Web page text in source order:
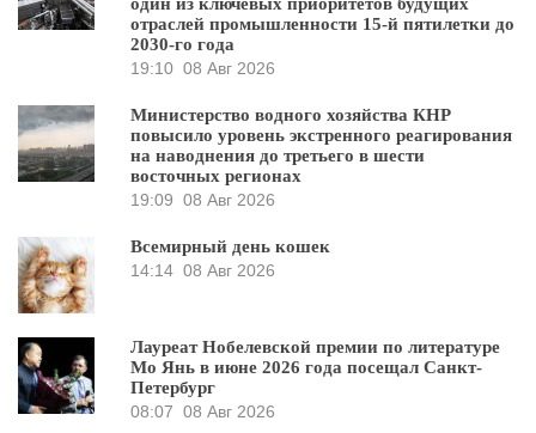
отраслей промышленности 15-й пятилетки до
2030-го года
19:10 08 Авг 2026
Министерство водного хозяйства КНР
повысило уровень экстренного реагирования
на наводнения до третьего в шести
восточных регионах
19:09 08 Авг 2026
Всемирный день кошек
14:14 08 Авг 2026
Лауреат Нобелевской премии по литературе
Мо Янь в июне 2026 года посещал Санкт-
Петербург
08:07 08 Авг 2026